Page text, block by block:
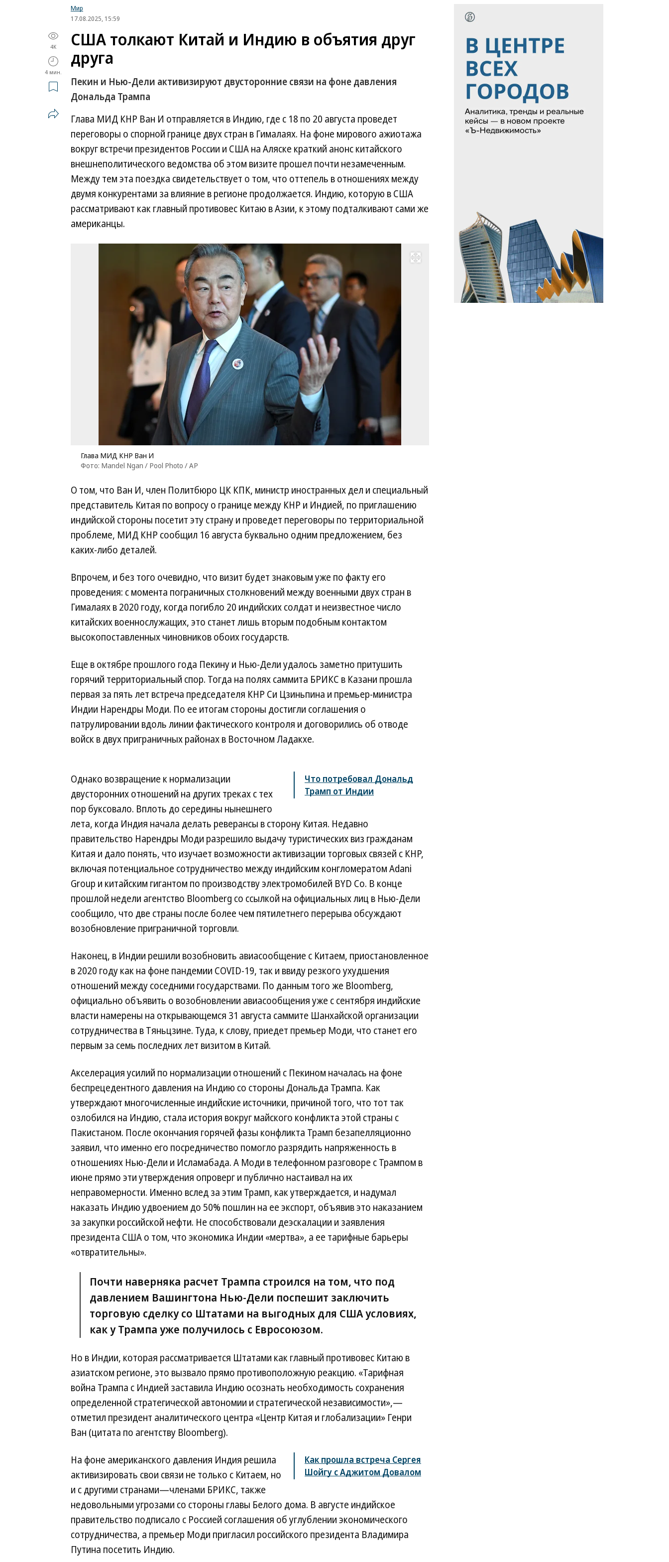
Мир
17.08.2025, 15:59
4K
4 мин.
США толкают Китай и Индию в объятия друг
друга
Пекин и Нью-Дели активизируют двусторонние связи на фоне давления
Дональда Трампа
Глава МИД КНР Ван И отправляется в Индию, где с 18 по 20 августа проведет
переговоры о спорной границе двух стран в Гималаях. На фоне мирового ажиотажа
вокруг встречи президентов России и США на Аляске краткий анонс китайского
внешнеполитического ведомства об этом визите прошел почти незамеченным.
Между тем эта поездка свидетельствует о том, что оттепель в отношениях между
двумя конкурентами за влияние в регионе продолжается. Индию, которую в США
рассматривают как главный противовес Китаю в Азии, к этому подталкивают сами же
американцы.
Развернуть на весь экран
Глава МИД КНР Ван И
Фото: Mandel Ngan / Pool Photo / AP
О том, что Ван И, член Политбюро ЦК КПК, министр иностранных дел и специальный
представитель Китая по вопросу о границе между КНР и Индией, по приглашению
индийской стороны посетит эту страну и проведет переговоры по территориальной
проблеме, МИД КНР сообщил 16 августа буквально одним предложением, без
каких-либо деталей.
Впрочем, и без того очевидно, что визит будет знаковым уже по факту его
проведения: с момента пограничных столкновений между военными двух стран в
Гималаях в 2020 году, когда погибло 20 индийских солдат и неизвестное число
китайских военнослужащих, это станет лишь вторым подобным контактом
высокопоставленных чиновников обоих государств.
Еще в октябре прошлого года Пекину и Нью-Дели удалось заметно притушить
горячий территориальный спор. Тогда на полях саммита БРИКС в Казани прошла
первая за пять лет встреча председателя КНР Си Цзиньпина и премьер-министра
Индии Нарендры Моди. По ее итогам стороны достигли соглашения о
патрулировании вдоль линии фактического контроля и договорились об отводе
войск в двух приграничных районах в Восточном Ладакхе.
Что потребовал Дональд
Трамп от Индии
Однако возвращение к нормализации
двусторонних отношений на других треках с тех
пор буксовало. Вплоть до середины нынешнего
лета, когда Индия начала делать реверансы в сторону Китая. Недавно
правительство Нарендры Моди разрешило выдачу туристических виз гражданам
Китая и дало понять, что изучает возможности активизации торговых связей с КНР,
включая потенциальное сотрудничество между индийским конгломератом Adani
Group и китайским гигантом по производству электромобилей BYD Co. В конце
прошлой недели агентство Bloomberg со ссылкой на официальных лиц в Нью-Дели
сообщило, что две страны после более чем пятилетнего перерыва обсуждают
возобновление приграничной торговли.
Наконец, в Индии решили возобновить авиасообщение с Китаем, приостановленное
в 2020 году как на фоне пандемии COVID-19, так и ввиду резкого ухудшения
отношений между соседними государствами. По данным того же Bloomberg,
официально объявить о возобновлении авиасообщения уже с сентября индийские
власти намерены на открывающемся 31 августа саммите Шанхайской организации
сотрудничества в Тяньцзине. Туда, к слову, приедет премьер Моди, что станет его
первым за семь последних лет визитом в Китай.
Акселерация усилий по нормализации отношений с Пекином началась на фоне
беспрецедентного давления на Индию со стороны Дональда Трампа. Как
утверждают многочисленные индийские источники, причиной того, что тот так
озлобился на Индию, стала история вокруг майского конфликта этой страны с
Пакистаном. После окончания горячей фазы конфликта Трамп безапелляционно
заявил, что именно его посредничество помогло разрядить напряженность в
отношениях Нью-Дели и Исламабада. А Моди в телефонном разговоре с Трампом в
июне прямо эти утверждения опроверг и публично настаивал на их
неправомерности. Именно вслед за этим Трамп, как утверждается, и надумал
наказать Индию удвоением до 50% пошлин на ее экспорт, объявив это наказанием
за закупки российской нефти. Не способствовали деэскалации и заявления
президента США о том, что экономика Индии «мертва», а ее тарифные барьеры
«отвратительны».
Почти наверняка расчет Трампа строился на том, что под
давлением Вашингтона Нью-Дели поспешит заключить
торговую сделку со Штатами на выгодных для США условиях,
как у Трампа уже получилось с Евросоюзом.
Но в Индии, которая рассматривается Штатами как главный противовес Китаю в
азиатском регионе, это вызвало прямо противоположную реакцию. «Тарифная
война Трампа с Индией заставила Индию осознать необходимость сохранения
определенной стратегической автономии и стратегической независимости»,—
отметил президент аналитического центра «Центр Китая и глобализации» Генри
Ван (цитата по агентству Bloomberg).
Как прошла встреча Сергея
Шойгу с Аджитом Довалом
На фоне американского давления Индия решила
активизировать свои связи не только с Китаем, но
и с другими странами—членами БРИКС, также
недовольными угрозами со стороны главы Белого дома. В августе индийское
правительство подписало с Россией соглашения об углублении экономического
сотрудничества, а премьер Моди пригласил российского президента Владимира
Путина посетить Индию.